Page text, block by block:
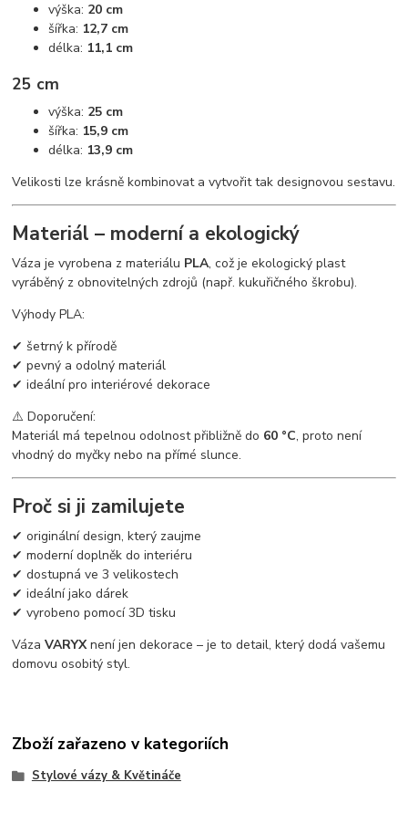
výška: 20 cm
šířka: 12,7 cm
délka: 11,1 cm
25 cm
výška: 25 cm
šířka: 15,9 cm
délka: 13,9 cm
Velikosti lze krásně kombinovat a vytvořit tak designovou sestavu.
Materiál – moderní a ekologický
Váza je vyrobena z materiálu PLA, což je ekologický plast
vyráběný z obnovitelných zdrojů (např. kukuřičného škrobu).
Výhody PLA:
✔ šetrný k přírodě
✔ pevný a odolný materiál
✔ ideální pro interiérové dekorace
⚠️ Doporučení:
Materiál má tepelnou odolnost přibližně do 60 °C, proto není
vhodný do myčky nebo na přímé slunce.
Proč si ji zamilujete
✔ originální design, který zaujme
✔ moderní doplněk do interiéru
✔ dostupná ve 3 velikostech
✔ ideální jako dárek
✔ vyrobeno pomocí 3D tisku
VázaVARYXnení jen dekorace – je to detail, který dodá vašemu
domovu osobitý styl.
Zboží zařazeno v kategoriích
Stylové vázy & Květináče